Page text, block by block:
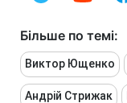
Більше по темі:
Виктор Ющенко
Андрій Стрижак